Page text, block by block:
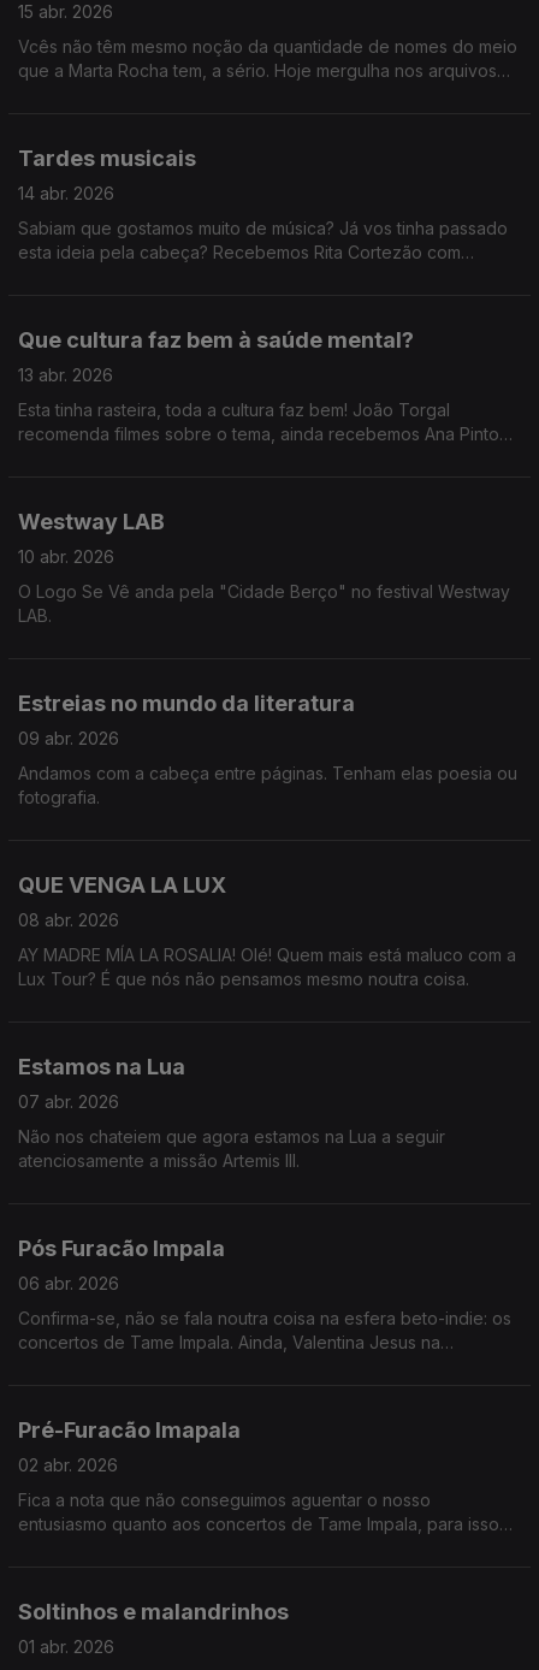
15 abr. 2026
Vcês não têm mesmo noção da quantidade de nomes do meio
que a Marta Rocha tem, a sério. Hoje mergulha nos arquivos
Tardes musicais
14 abr. 2026
Sabiam que gostamos muito de música? Já vos tinha passado
esta ideia pela cabeça? Recebemos Rita Cortezão com
Que cultura faz bem à saúde mental?
13 abr. 2026
Esta tinha rasteira, toda a cultura faz bem! João Torgal
recomenda filmes sobre o tema, ainda recebemos Ana Pinto
Westway LAB
10 abr. 2026
O Logo Se Vê anda pela "Cidade Berço" no festival Westway
LAB.
Estreias no mundo da literatura
09 abr. 2026
Andamos com a cabeça entre páginas. Tenham elas poesia ou
fotografia.
QUE VENGA LA LUX
08 abr. 2026
AY MADRE MÍA LA ROSALIA! Olé! Quem mais está maluco com a
Lux Tour? É que nós não pensamos mesmo noutra coisa.
Estamos na Lua
07 abr. 2026
Não nos chateiem que agora estamos na Lua a seguir
atenciosamente a missão Artemis III.
Pós Furacão Impala
06 abr. 2026
Confirma-se, não se fala noutra coisa na esfera beto-indie: os
concertos de Tame Impala. Ainda, Valentina Jesus na
Pré-Furacão Imapala
02 abr. 2026
Fica a nota que não conseguimos aguentar o nosso
entusiasmo quanto aos concertos de Tame Impala, para isso
Soltinhos e malandrinhos
01 abr. 2026